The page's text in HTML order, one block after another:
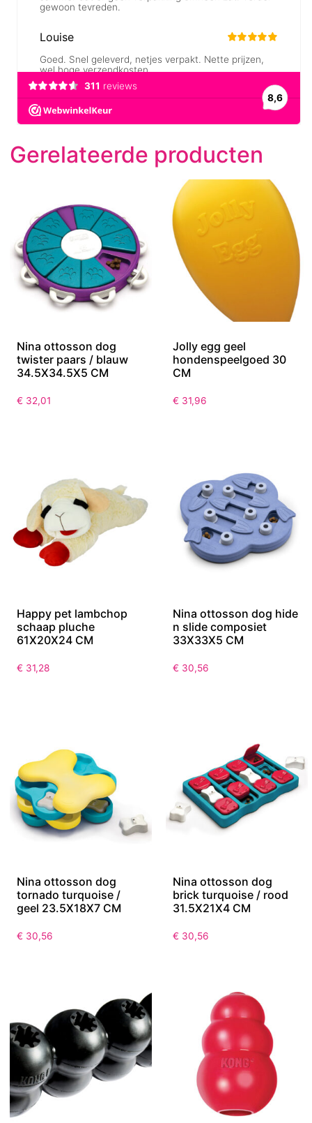
Gerelateerde producten
Nina ottosson dog
twister paars / blauw
34.5X34.5X5 CM
€ 32,01
Jolly egg geel
hondenspeelgoed 30
CM
€ 31,96
Happy pet lambchop
schaap pluche
61X20X24 CM
€ 31,28
Nina ottosson dog hide
n slide composiet
33X33X5 CM
€ 30,56
Nina ottosson dog
tornado turquoise /
geel 23.5X18X7 CM
€ 30,56
Nina ottosson dog
brick turquoise / rood
31.5X21X4 CM
€ 30,56